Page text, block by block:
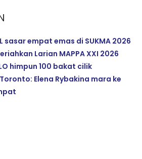
sasar empat emas di SUKMA 2026
Larian MAPPA XXI 2026
himpun 100 bakat cilik
Elena Rybakina mara ke